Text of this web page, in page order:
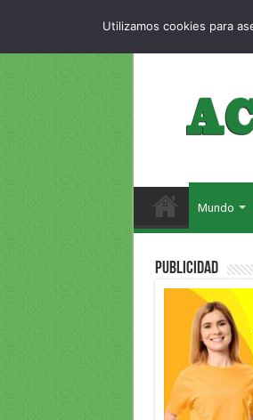
Mundo
PUBLICIDAD
Utilizamos cookies para